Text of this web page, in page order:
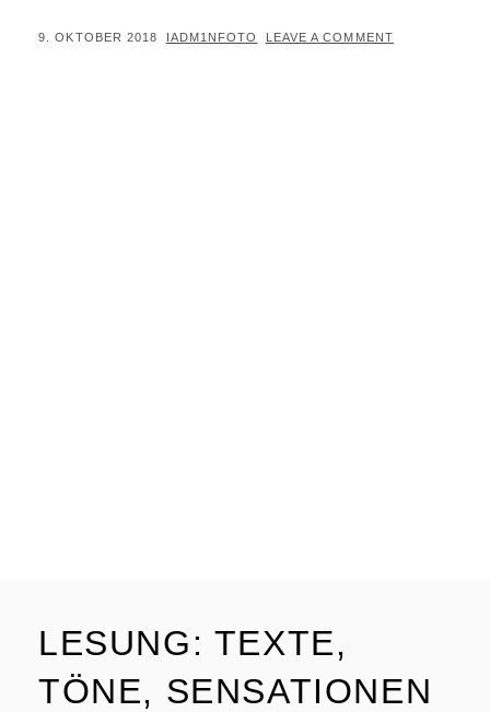
POSTED
9. OKTOBER 2018 BY
IADM1NFOTO LEAVE A COMMENT
LESUNG: TEXTE,
TÖNE, SENSATIONEN